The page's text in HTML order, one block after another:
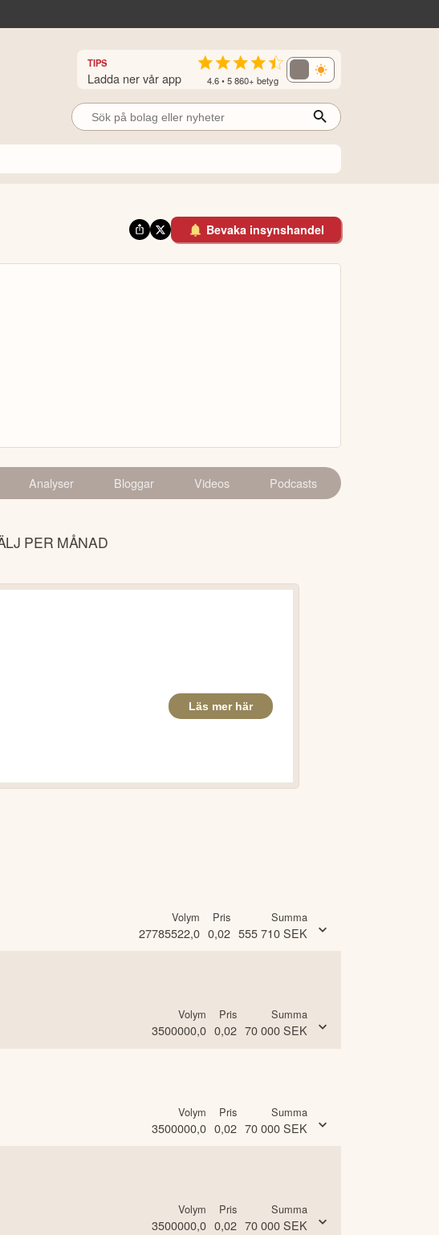
TIPS
Ladda ner vår app 4.6 • 5 860+ betyg
Bevaka insynshandel
Analyser Bloggar Videos Podcasts
PER MÅNAD
Volym
27785522,0
Pris
0,02
Summa
555 710 SEK
Volym
3500000,0
Pris
0,02
Summa
70 000 SEK
Volym
3500000,0
Pris
0,02
Summa
70 000 SEK
Volym
3500000,0
Pris
0,02
Summa
70 000 SEK